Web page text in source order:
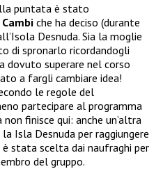
puntata è stato
che ha deciso (durante
Desnuda. Sia la moglie
di spronarlo ricordandogli
dovuto superare nel corso
a fargli cambiare idea!
le regole del
partecipare al programma
finisce qui: anche un’altra
Isla Desnuda per raggiungere
è stata scelta dai naufraghi per
del gruppo.